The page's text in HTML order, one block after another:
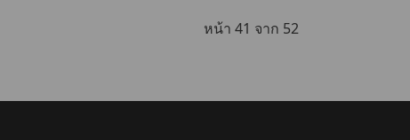
หน้า 41 จาก 52